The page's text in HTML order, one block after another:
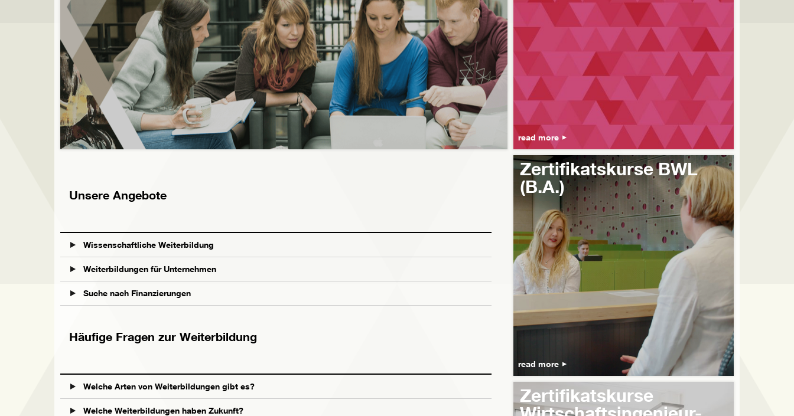
read more
Unsere Angebote
Wissenschaftliche Weiterbildung
Weiterbildungen für Unternehmen
Suche nach Finanzierungen
Häufige Fragen zur Weiterbildung
Welche Arten von Weiterbildungen gibt es?
Welche Weiterbildungen haben Zukunft?
Zertifikatskurse BWL
(B.A.)
read more
Zertifikatskurse